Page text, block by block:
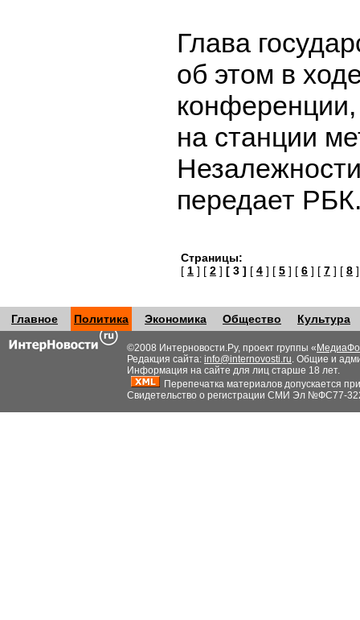
Глава
об этом в
на станции
передает
Страницы:
[ 1 ] [ 2 ] [ 3 ] [ 4 ] [ 5 ] [ 6 ] [ 7 ] [ 8
Главное Политика Экономика Общество Культура
©2008 Интерновости.Ру, проект группы «
Редакция сайта: info@internovosti.ru. Общие и
Информация на сайте для лиц старше 18 лет.
Перепечатка материалов допускается
Свидетельство о регистрации СМИ Эл №ФС77-